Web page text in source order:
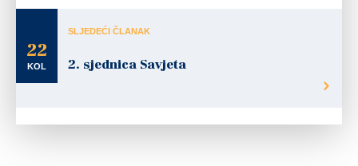
22
KOL
SLJEDEĆI ČLANAK
2. sjednica Savjeta